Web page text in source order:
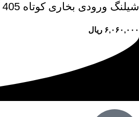
شیلنگ ورودی بخاری کوتاه 405 گازسوز SUNSKY EPDM
۶,۰۶۰,۰۰۰ ریال